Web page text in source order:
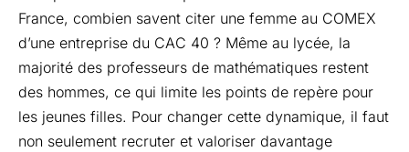
France, combien savent citer une femme au COMEX
d’une entreprise du CAC 40 ? Même au lycée, la
majorité des professeurs de mathématiques restent
des hommes, ce qui limite les points de repère pour
les jeunes filles. Pour changer cette dynamique, il faut
non seulement recruter et valoriser davantage